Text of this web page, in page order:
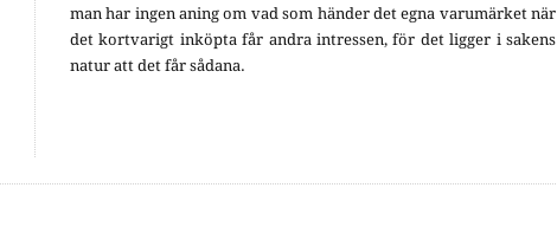
man har ingen aning om vad som händer det egna varumärket när
det kortvarigt inköpta får andra intressen, för det ligger i sakens
natur att det får sådana.